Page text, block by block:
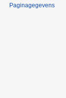
Paginagegevens